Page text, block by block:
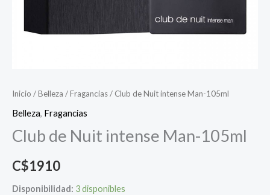
Inicio /Belleza /Fragancias/ Club de Nuit intense Man-105ml
Belleza, Fragancias
Club de Nuit intense Man-105ml
C$1910
Disponibilidad: 3 disponibles